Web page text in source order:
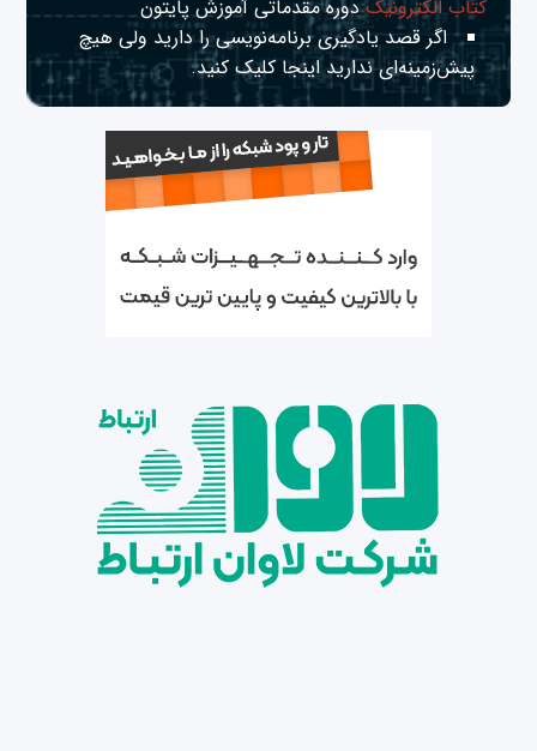
کتاب الکترونیکدوره مقدماتی آموزش پایتون
اگر قصد یادگیری برنامه‌نویسی را دارید ولی هیچ
پیش‌زمینه‌ای نداریداینجا کلیک کنید.